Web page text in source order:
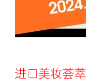
进口美妆荟萃